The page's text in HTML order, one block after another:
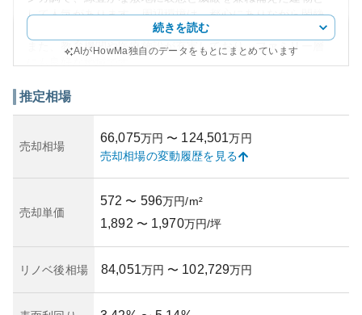
して人気があります。周辺環境は、都心にありながら閑静
で、広尾公園や広尾プラザなどの施設が近隣にあります。
また、教育機関や医療施設が充実しており、ファミリー層
少性から高値が維持されています。ただし、一方で築年数
ており、所有者への負担は比較的少ないと言えるでしょ
所有リスクとしては、周辺の土地価格に影響を受ける可能
保証されると考えられます。賃貸需要も高く、投資対象と
しての魅力も持ち合わせています。
続きを読む
AIがHowMa独自のデータをもとにまとめています
推定相場
売却相場
66,075万円 〜 124,501万円
売却相場の変動履歴を見る
売却単価
572 〜 596万円/m²
1,892 〜 1,970万円/坪
リノベ後相場 84,051万円 〜 102,729万円